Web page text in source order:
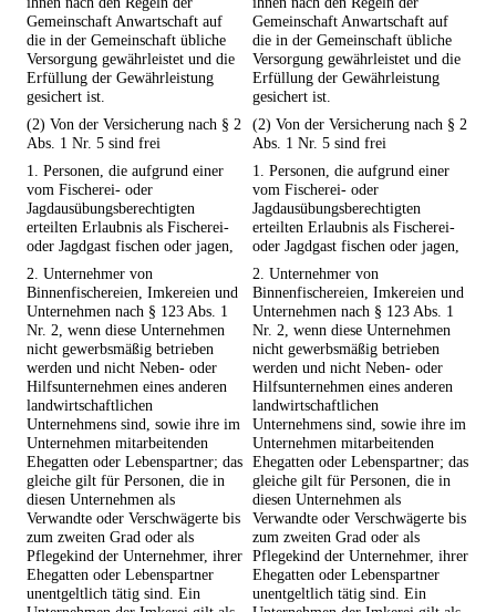
Gemeinschaft Anwartschaft auf
die in der Gemeinschaft übliche
Versorgung gewährleistet und die
Erfüllung der Gewährleistung
gesichert ist.
Gemeinschaft Anwartschaft auf
die in der Gemeinschaft übliche
Versorgung gewährleistet und die
Erfüllung der Gewährleistung
gesichert ist.
(2) Von der Versicherung nach § 2
Abs. 1 Nr. 5 sind frei
(2) Von der Versicherung nach § 2
Abs. 1 Nr. 5 sind frei
1. Personen, die aufgrund einer
vom Fischerei- oder
Jagdausübungsberechtigten
erteilten Erlaubnis als Fischerei-
oder Jagdgast fischen oder jagen,
1. Personen, die aufgrund einer
vom Fischerei- oder
Jagdausübungsberechtigten
erteilten Erlaubnis als Fischerei-
oder Jagdgast fischen oder jagen,
2. Unternehmer von
Binnenfischereien, Imkereien und
Unternehmen nach § 123 Abs. 1
Nr. 2, wenn diese Unternehmen
nicht gewerbsmäßig betrieben
werden und nicht Neben- oder
Hilfsunternehmen eines anderen
landwirtschaftlichen
Unternehmens sind, sowie ihre im
Unternehmen mitarbeitenden
Ehegatten oder Lebenspartner; das
gleiche gilt für Personen, die in
diesen Unternehmen als
Verwandte oder Verschwägerte bis
zum zweiten Grad oder als
Pflegekind der Unternehmer, ihrer
Ehegatten oder Lebenspartner
unentgeltlich tätig sind. Ein
2. Unternehmer von
Binnenfischereien, Imkereien und
Unternehmen nach § 123 Abs. 1
Nr. 2, wenn diese Unternehmen
nicht gewerbsmäßig betrieben
werden und nicht Neben- oder
Hilfsunternehmen eines anderen
landwirtschaftlichen
Unternehmens sind, sowie ihre im
Unternehmen mitarbeitenden
Ehegatten oder Lebenspartner; das
gleiche gilt für Personen, die in
diesen Unternehmen als
Verwandte oder Verschwägerte bis
zum zweiten Grad oder als
Pflegekind der Unternehmer, ihrer
Ehegatten oder Lebenspartner
unentgeltlich tätig sind. Ein